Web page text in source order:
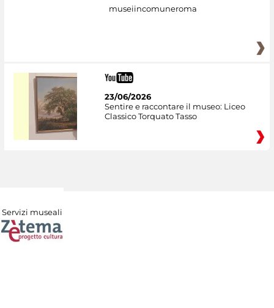
museiincomuneroma
23/06/2026
Sentire e raccontare il museo: Liceo
Classico Torquato Tasso
Servizi museali